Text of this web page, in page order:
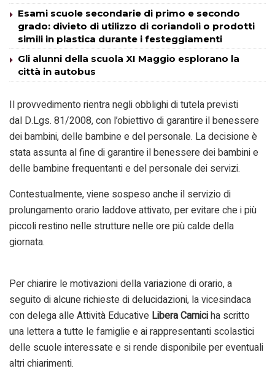
Esami scuole secondarie di primo e secondo
grado: divieto di utilizzo di coriandoli o prodotti
simili in plastica durante i festeggiamenti
Gli alunni della scuola XI Maggio esplorano la
città in autobus
Il provvedimento rientra negli obblighi di tutela previsti
dal D.Lgs. 81/2008, con l’obiettivo di garantire il benessere
dei bambini, delle bambine e del personale. La decisione è
stata assunta al fine di garantire il benessere dei bambini e
delle bambine frequentanti e del personale dei servizi.
Contestualmente, viene sospeso anche il servizio di
prolungamento orario laddove attivato, per evitare che i più
piccoli restino nelle strutture nelle ore più calde della
giornata.
Per chiarire le motivazioni della variazione di orario, a
seguito di alcune richieste di delucidazioni, la vicesindaca
con delega alle Attività Educative Libera Camiciha scritto
una lettera a tutte le famiglie e ai rappresentanti scolastici
delle scuole interessate e si rende disponibile per eventuali
altri chiarimenti.